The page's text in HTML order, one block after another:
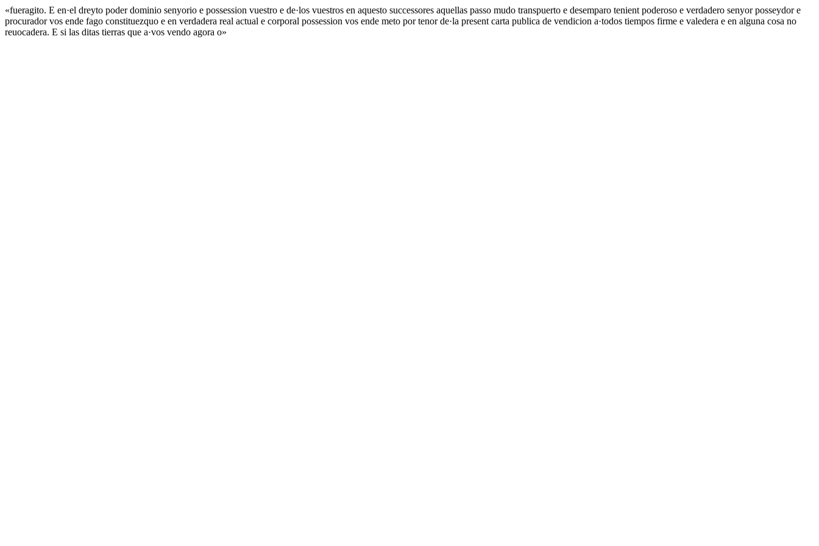
«fueragito. E en·el dreyto poder dominio senyorio e possession vuestro e de·los vuestros en aquesto successores aquellas passo mudo transpuerto e desemparo tenient poderoso e verdadero senyor posseydor e
procurador vos ende fago constituezquo e en verdadera real actual e corporal possession vos ende meto por tenor de·la present carta publica de vendicion a·todos tiempos firme e valedera e en alguna cosa no
reuocadera. E si las ditas tierras que a·vos vendo agora o»